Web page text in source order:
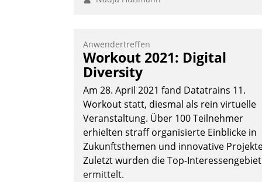
Anwendertreffen
Workout 2021: Digital
Diversity
Am 28. April 2021 fand Datatrains 11.
Workout statt, diesmal als rein virtuelle
Veranstaltung. Über 100 Teilnehmer
erhielten straff organisierte Einblicke in
Zukunftsthemen und innovative
Zuletzt wurden die Top-
ermittelt.